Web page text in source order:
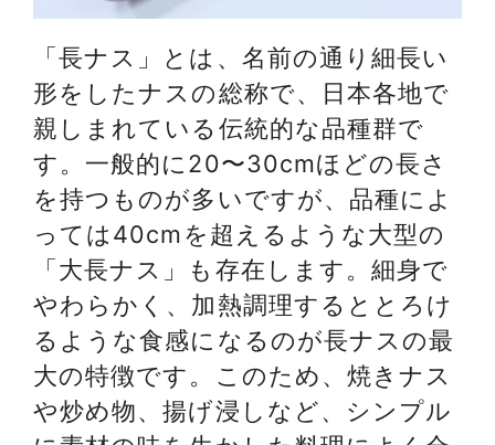
「長ナス」とは、名前の通り細長い
形をしたナスの総称で、日本各地で
親しまれている伝統的な品種群で
す。一般的に20〜30cmほどの長さ
を持つものが多いですが、品種によ
っては40cmを超えるような大型の
「大長ナス」も存在します。細身で
やわらかく、加熱調理するととろけ
るような食感になるのが長ナスの最
大の特徴です。このため、焼きナス
や炒め物、揚げ浸しなど、シンプル